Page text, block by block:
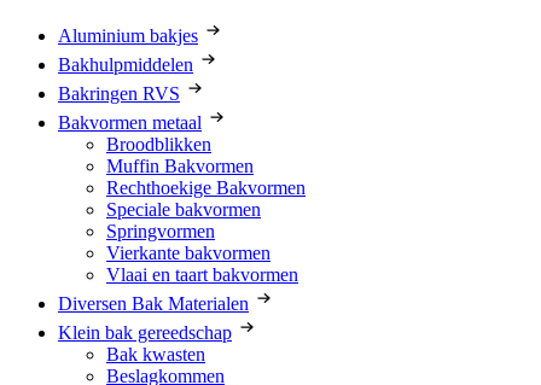
Aluminium bakjes
Bakhulpmiddelen
Bakringen RVS
Bakvormen metaal
Broodblikken
Muffin Bakvormen
Rechthoekige Bakvormen
Speciale bakvormen
Springvormen
Vierkante bakvormen
Vlaai en taart bakvormen
Diversen Bak Materialen
Klein bak gereedschap
Bak kwasten
Beslagkommen